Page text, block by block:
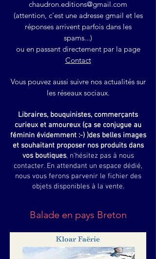
chaudron.editions@gmail.com
(attention, c'est une adresse gmail et les
réponses arrivent parfois dans les
spams...)
ou en passant directement par la page
Contact
Vous pouvez aussi suivre nos actualités sur
les réseaux sociaux.
Libraires, bouquinistes, commerçants
curieux et amoureux (ça se conjugue au
féminin évidemment :-) )des belles images
et souhaitant proposer nos produits dans
vos boutiques, n'hésitez pas à nous
contacter. En attendant un espace dédié,
nous vous ferons parvenir le fichier des
objets disponibles à la vente.
Balade en pays Breton